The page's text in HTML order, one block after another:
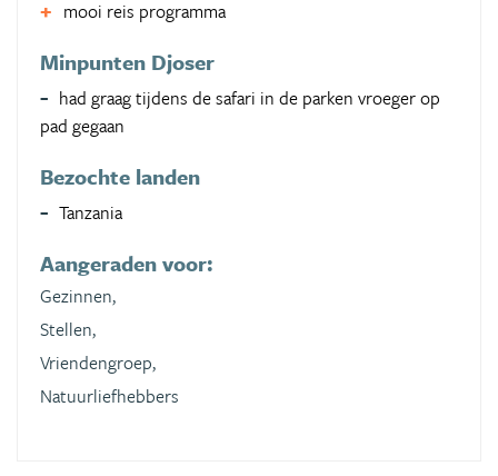
mooi reis programma
Minpunten Djoser
had graag tijdens de safari in de parken vroeger op
pad gegaan
Bezochte landen
Tanzania
Aangeraden voor:
Gezinnen,
Stellen,
Vriendengroep,
Natuurliefhebbers